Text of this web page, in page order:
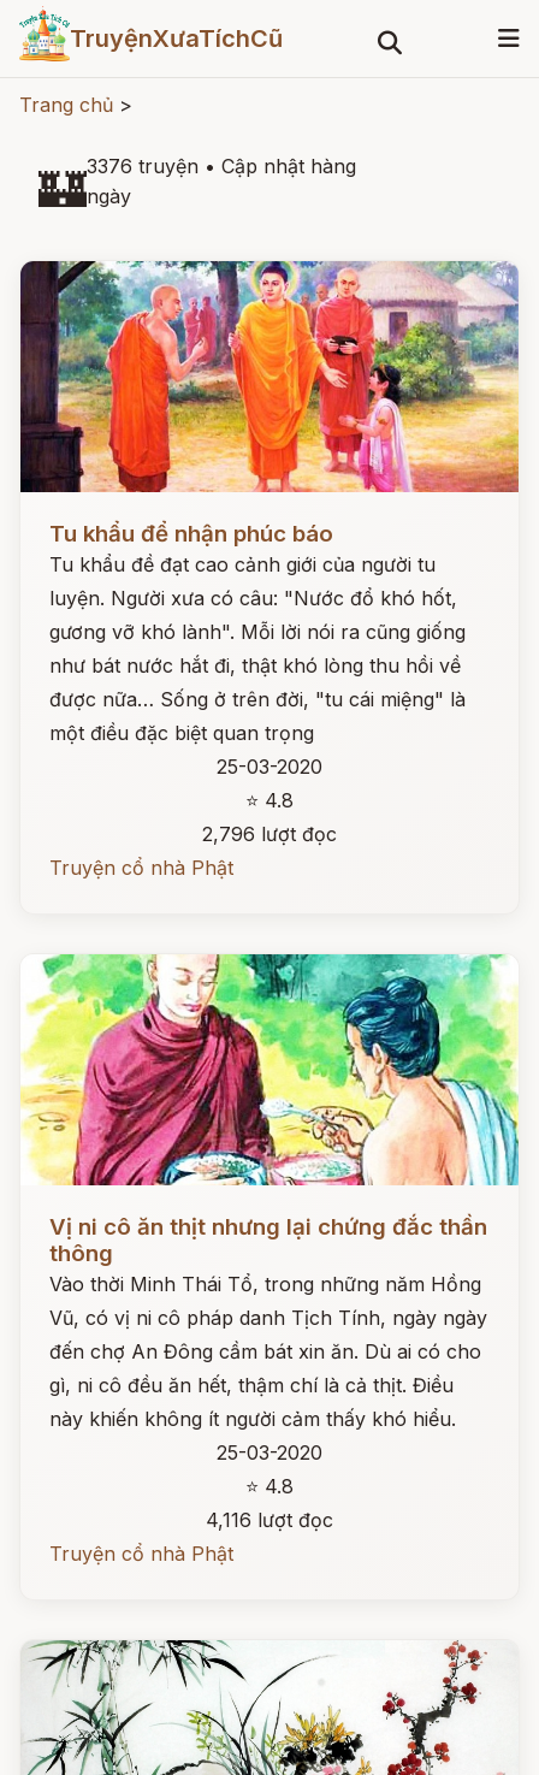
TruyệnXưaTíchCũ
Trang chủ >
🏰3376 truyện • Cập nhật hàng
ngày
Tu khẩu để nhận phúc báo
Tu khẩu đề đạt cao cảnh giới của người tu
luyện. Người xưa có câu: "Nước đổ khó hốt,
gương vỡ khó lành". Mỗi lời nói ra cũng giống
như bát nước hắt đi, thật khó lòng thu hồi về
được nữa… Sống ở trên đời, "tu cái miệng" là
một điều đặc biệt quan trọng
25-03-2020
⭐ 4.8
2,796 lượt đọc
Truyện cổ nhà Phật
Vị ni cô ăn thịt nhưng lại chứng đắc thần
thông
Vào thời Minh Thái Tổ, trong những năm Hồng
Vũ, có vị ni cô pháp danh Tịch Tính, ngày ngày
đến chợ An Đông cầm bát xin ăn. Dù ai có cho
gì, ni cô đều ăn hết, thậm chí là cả thịt. Điều
này khiến không ít người cảm thấy khó hiểu.
25-03-2020
⭐ 4.8
4,116 lượt đọc
Truyện cổ nhà Phật